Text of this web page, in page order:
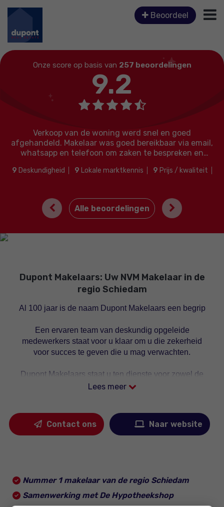
Beoordeel
Onze score op basis van 257 beoordelingen
9.2
van de woning werd snel en goed
was goed bereikbaar via email,
telefoon om zaken te bespreken en
9Lokale marktkennis 9Prijs / kwaliteit
I can’t
can
What
are about
market. Their
and
The whole
saved a
person, their
his clients.
invaluable,
PreviousAlle beoordelingen Next
Dupont Makelaars: Uw NVM Makelaar in de
regio Schiedam
Al 100 jaar is de naam Dupont Makelaars een begrip
Een ervaren team van deskundig opgeleide
medewerkers staat voor u klaar om u die zekerheid
voor succes te geven die u mag verwachten.
Dupont Makelaars staat u ten dienste voor zowel de
particuliere huizenmarkt, als voor
huurwoningen aan de huurders en huurwoningen die
leegkomen op de vrije woningmarkt aanbieden),
Lees meer
Contact ons Naar website
Nummer 1 makelaar van de regio Schiedam
Samenwerking met De Hypotheekshop